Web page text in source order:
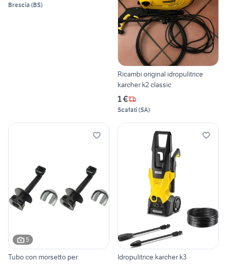
Brescia (BS)
Ricambi original idropulitrice
karcher k2 classic
1 €
Scafati(SA)
5
Tubo con morsetto per
Idropulitrice karcher k3